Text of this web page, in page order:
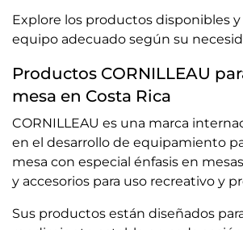
Explore los productos disponibles
equipo adecuado según su
Productos CORNILLEAU
mesa en Costa Rica
CORNILLEAU es una marca
en el desarrollo de equipamiento
mesa con especial énfasis en
y accesorios para uso recreativo y
Sus productos están diseñados